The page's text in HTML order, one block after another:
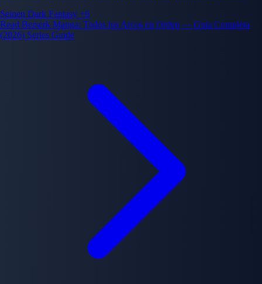
Seinen Dark Fantasy +6
Read Berserk Manga: Todos los Arcos en Orden — Guía Completa
(2026) Series Guide